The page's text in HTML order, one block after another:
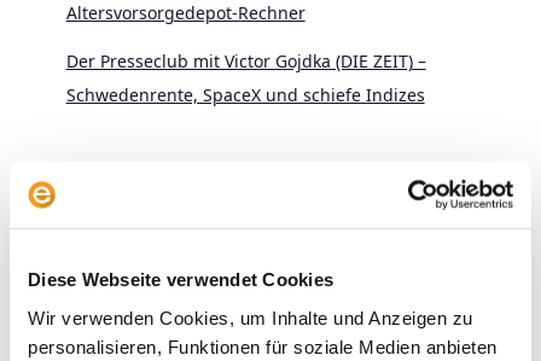
Diese Webseite verwendet Cookies
Wir verwenden Cookies, um Inhalte und Anzeigen zu
personalisieren, Funktionen für soziale Medien anbieten
Altersvorsorgedepot-Rechner
Der Presseclub mit Victor Gojdka (DIE ZEIT) –
Schwedenrente, SpaceX und schiefe Indizes
Archive
2026